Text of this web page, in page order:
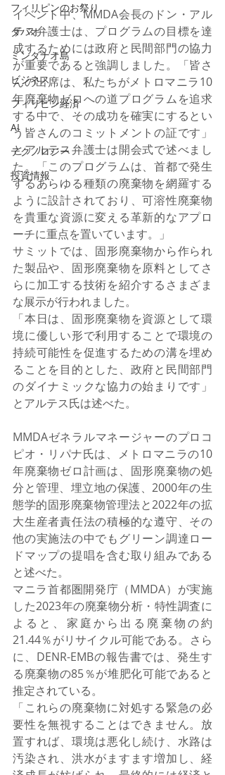
フィリピンのお祭り
ダバオ
ミンダナオ島
ビジネス
フィリピン経済
AI
テクノロジー
投資情報
イベント中、MMDA会長のドン・アル
テス弁護士は、プログラムの目標を達
成するためには政府と民間部門の協力
が重要であると強調しました。「皆さ
んの出席は、私たちがメトロマニラ10
年廃棄物ゼロへの道プログラムを追求
する中で、その成功を確実にするとい
う皆さんのコミットメントの証です」
とアルテス弁護士は開会式で述べまし
た。「このプログラムは、首都で発生
するあらゆる種類の廃棄物を網羅する
ように設計されており、可溶性廃棄物
を貴重な資源に変える革新的なアプロ
ーチに重点を置いています。」
サミットでは、固形廃棄物から作られ
た製品や、固形廃棄物を原料としてさ
らに加工する技術を紹介するさまざま
な展示が行われました。
「本日は、固形廃棄物を資源として環
境に優しい形で利用することで環境の
持続可能性を促進するための溝を埋め
ることを目的とした、政府と民間部門
のダイナミックな協力の始まりです」
とアルテス氏は述べた。
MMDAゼネラルマネージャーのプロコ
ピオ・リパナ氏は、メトロマニラの10
年廃棄物ゼロ計画は、固形廃棄物の処
分と管理、埋立地の保護、2000年の生
態学的固形廃棄物管理法と2022年の拡
大生産者責任法の積極的な遵守、その
他の実施法の中でもグリーン調達ロー
ドマップの提唱を含む取り組みである
と述べた。
マニラ首都圏開発庁（MMDA）が実施
した2023年の廃棄物分析・特性調査に
よると、家庭から出る廃棄物の約
21.44％がリサイクル可能である。さら
に、DENR-EMBの報告書では、発生す
る廃棄物の85％が堆肥化可能であると
推定されている。
「これらの廃棄物に対処する緊急の必
要性を無視することはできません。放
置すれば、環境は悪化し続け、水路は
汚染され、洪水がますます増加し、経